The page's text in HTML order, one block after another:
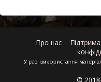
Про нас
У разі використання
©